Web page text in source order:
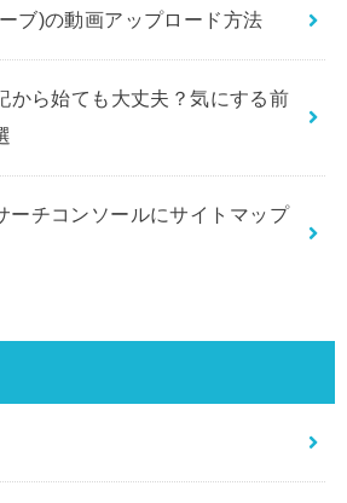
ブ)の動画アップロード方法
から始ても大丈夫？気にする前
ーチコンソールにサイトマップ